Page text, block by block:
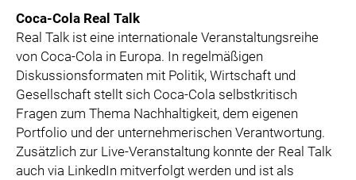
Coca-Cola Real Talk
Real Talk ist eine internationale Veranstaltungsreihe
von Coca-Cola in Europa. In regelmäßigen
Diskussionsformaten mit Politik, Wirtschaft und
Gesellschaft stellt sich Coca-Cola selbstkritisch
Fragen zum Thema Nachhaltigkeit, dem eigenen
Portfolio und der unternehmerischen Verantwortung.
Zusätzlich zur Live-Veranstaltung konnte der Real Talk
auch via LinkedIn mitverfolgt werden und ist als